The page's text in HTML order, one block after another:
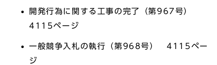
開発行為に関する工事の完了（第967号）
4115ページ
一般競争入札の執行（第968号） 4115ペー
ジ